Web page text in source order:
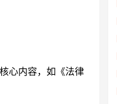
心内容，如《法律